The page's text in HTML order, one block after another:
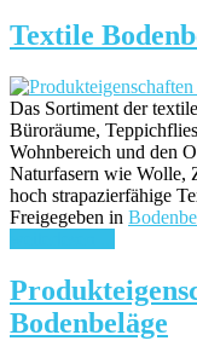
Textile
Das Sortiment der
Büroräume,
Wohnbereich und den
Naturfasern wie Wolle,
hoch strapazierfähige
Freigegeben in
Bodenbeläge